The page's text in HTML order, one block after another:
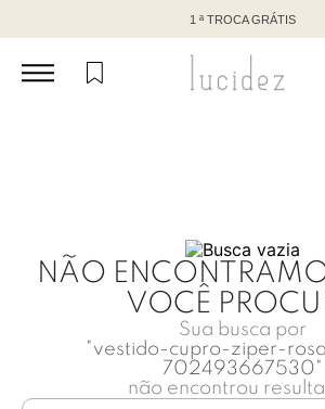
1 ª TROCA GRÁTIS
NÃO
VOCÊ
Sua busca por
"vestido-cupro-ziper-
702493667530"
não encontrou